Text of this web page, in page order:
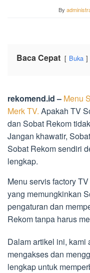
By
Baca Cepat Buka
rekomend.id – Menu
Merk TV. Apakah TV
dan Sobat Rekom
Jangan khawatir,
Sobat Rekom sendiri
lengkap.
Menu servis factory
yang memungkinkan
pengaturan dan
Rekom tanpa harus
Dalam artikel ini, kami
mengakses dan
lengkap untuk